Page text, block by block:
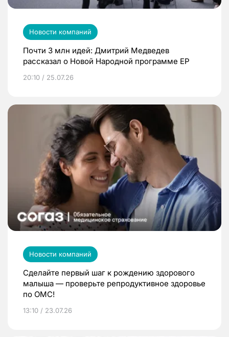
Новости компаний
Почти 3 млн идей: Дмитрий Медведев
рассказал о Новой Народной программе ЕР
20:10 / 25.07.26
Новости компаний
Сделайте первый шаг к рождению здорового
малыша — проверьте репродуктивное здоровье
по ОМС!
13:10 / 23.07.26